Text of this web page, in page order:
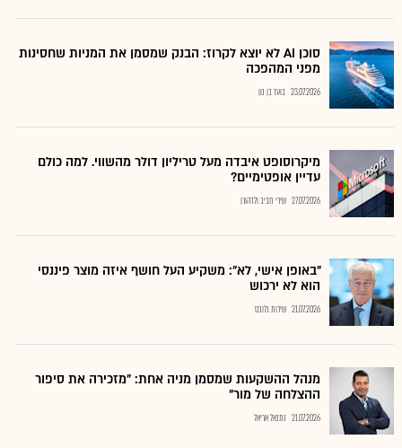
סוכן AI לא יוצא לקרוז: הבנק שמסמן את המניות שחסינות
מפני המהפכה
23.07.2026 בועז בן נון
מיקרוסופט איבדה מעל טריליון דולר מהשווי. למה כולם
עדיין אופטימיים?
27.07.2026 שירי חביב ולדהורן
"באופן אישי, לא": משקיע העל חושף איזה מוצר פיננסי
הוא לא ירכוש
21.07.2026 שירות גלובס
מנהל ההשקעות שמסמן מניה אחת: "מזכירה את סיפור
ההצלחה של מור"
21.07.2026 נתנאל אריאל